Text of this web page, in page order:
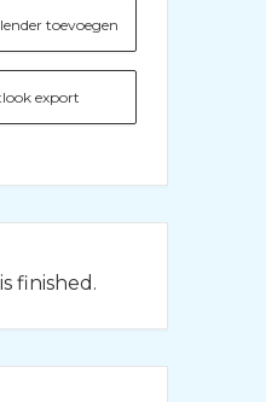
toevoegen
export
finished.